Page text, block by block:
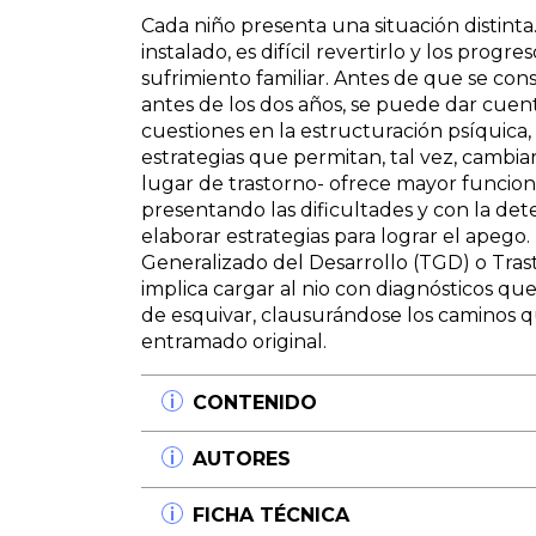
Cada niño presenta una situación
instalado, es difícil revertirlo y los
sufrimiento familiar. Antes de que se
antes de los dos años, se puede dar
cuestiones en la estructuración
estrategias que permitan, tal vez,
lugar de trastorno- ofrece mayor
presentando las dificultades y con la
elaborar estrategias para lograr el
Generalizado del Desarrollo (TGD) o
implica cargar al nio con diagnósticos
de esquivar, clausurándose los caminos
entramado original.
CONTENIDO
Prólogo
José R. Kremenchuzky
Primera Parte. Trastornos y
pediatra
AUTORES
Norma Filidoro
Licenciada en Ciencias de la
FICHA TÉCNICA